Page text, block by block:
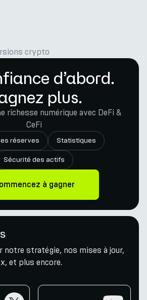
crypto
d’abord.
plus.
richesse numérique avec DeFi &
CeFi
réserves Statistiques
Sécurité des actifs
à gagner
notre stratégie, nos mises à jour,
et plus encore.